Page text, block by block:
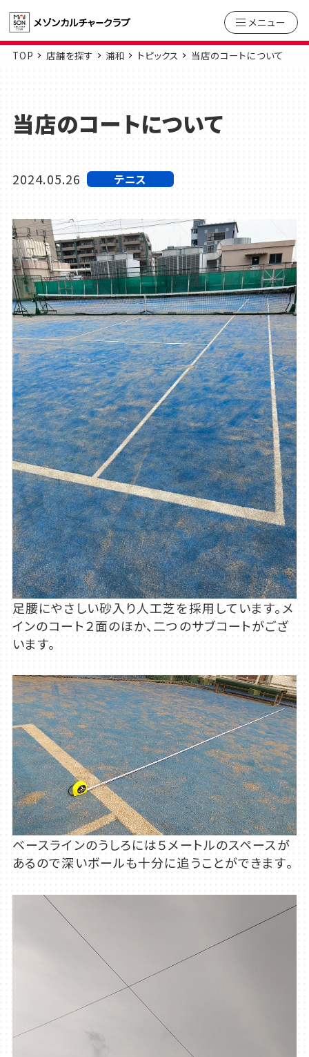
メニュー
TOP 店舗を探す 浦和 トピックス 当店のコートについて
当店のコートについて
2024.05.26 テニス
足腰にやさしい砂入り人工芝を採用しています。メ
インのコート２面のほか、二つのサブコートがござ
います。
ベースラインのうしろには５メートルのスペースが
あるので深いボールも十分に追うことができます。